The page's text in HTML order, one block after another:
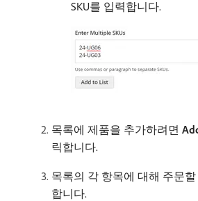
SKU를 입력합니다.
목록에 제품을 추가하려면
릭합니다.
목록의 각 항목에 대해 주문할
합니다.